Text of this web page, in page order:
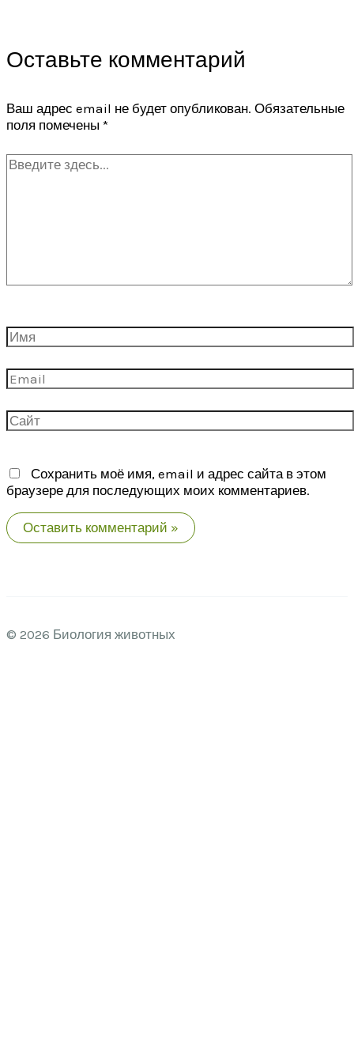
Оставьте комментарий
Ваш адрес email не будет опубликован. Обязательные
поля помечены *
Введите
Имя
Email
Сайт
Сохранить моё имя, email и адрес сайта в этом
браузере для последующих моих комментариев.
© 2026 Биология животных